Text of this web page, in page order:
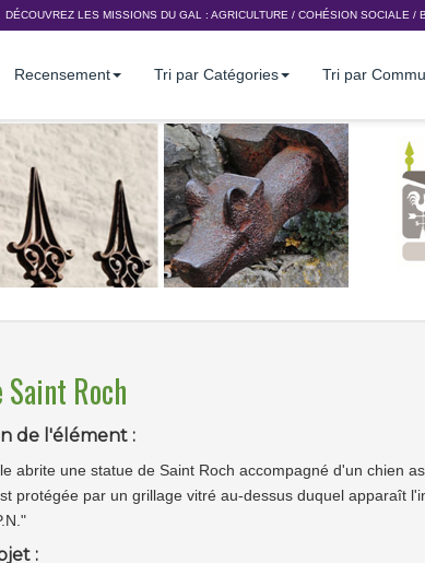
DÉCOUVREZ LES MISSIONS DU GAL : AGRICULTURE / COHÉSION SOCIALE /
Recensement Tri par Catégories Tri par
Roch
de l'élément :
abrite une statue de Saint Roch accompagné d'un chien
protégée par un grillage vitré au-dessus duquel apparaît
: